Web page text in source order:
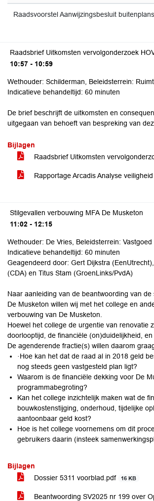
Raadsvoorstel Aanwijzingsbesluit
Raadsbrief Uitkomsten vervolgonderzoek
10:57 - 10:59
Wethouder: Schilderman, Beleidsterrein:
Indicatieve behandeltijd: 60 minuten
De brief beschrijft de uitkomsten en
uitgegaan van behoeft van bespreking van
Bijlagen
Raadsbrief Uitkomsten
Rapportage Arcadis Analyse
Stilgevallen verbouwing MFA De Musketon
11:02 - 12:15
Wethouder: De Vries, Beleidsterrein: Vastgoed
Indicatieve behandeltijd: 60 minuten
Geagendeerd door: Gert Dijkstra
(CDA) en Titus Stam (GroenLinks/PvdA)
Naar aanleiding van de beantwoording van
De Musketon willen wij met het college en
verbouwing van De Musketon.
Hoewel het college de urgentie van renovatie
doorlooptijd, de financiële (on)duidelijkheid,
De agenderende fractie(s) willen daarom
·Hoe kan het dat de raad al in 2018 geld
nog steeds geen vastgesteld plan ligt?
Waarom is de financiële dekking voor De
programmabegroting?
Kan het college inzichtelijk maken wat de
bouwkostenstijging, onderhoud, tijdelijke
aantoonbaar geld kost?
Hoe is het college voornemens om dit
gebruikers daarin (insteek
Bijlagen
Dossier 5311 voorblad.pdf
16 KB
Beantwoording SV2025 nr 199 over